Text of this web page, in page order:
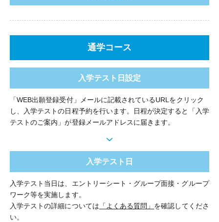
通学コース
入学テスト日設定
「WEB出願登録受付」メールに記載されているURLをクリック
し、入学テストの日程予約を行います。日程が決定すると「入学
テストのご案内」が登録メールアドレスに届きます。
入学テスト日
入学テスト当日は、エントリーシート・グループ面接・グループ
ワーク等を実施します。
入学テストの詳細については 「よくある質問」 を確認してくださ
い。